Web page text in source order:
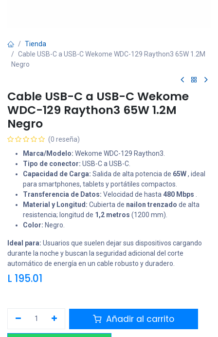
Tienda
Cable USB-C a USB-C Wekome WDC-129 Raython3 65W 1.2M
Negro
Cable USB-C a USB-C Wekome
WDC-129 Raython3 65W 1.2M
Negro
(0 reseña)
Marca/Modelo: Wekome WDC-129 Raython3.
Tipo de conector: USB-C a USB-C.
Capacidad de Carga: Salida de alta potencia de 65W, ideal
para smartphones, tablets y portátiles compactos.
Transferencia de Datos: Velocidad de hasta 480 Mbps
Material y Longitud: Cubierta de nailon trenzado de alta
resistencia; longitud de 1,2 metros (1200 mm).
Color: Negro.
Ideal para: Usuarios que suelen dejar sus dispositivos cargando
durante la noche y buscan la seguridad adicional del corte
automático de energía en un cable robusto y duradero.
L 195.01
Añadir al carrito